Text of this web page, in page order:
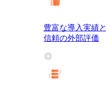
豊富な導入実績と
信頼の外部評価